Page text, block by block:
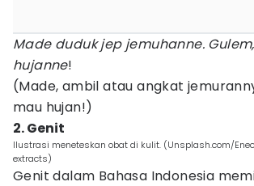
Made duduk jep jemuhanne.
hujanne!
(Made, ambil atau angkat
mau hujan!)
2. Genit
Ilustrasi meneteskan obat di kulit. (Unsplash.com/
extracts)
Genit dalam Bahasa Indonesia